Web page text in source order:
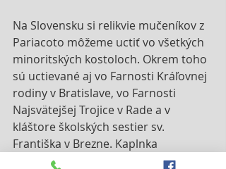
Na Slovensku si relikvie mučeníkov z
Pariacoto môžeme uctiť vo všetkých
minoritských kostoloch. Okrem toho
sú uctievané aj vo Farnosti Kráľovnej
rodiny v Bratislave, vo Farnosti
Najsvätejšej Trojice v Rade a v
kláštore školských sestier sv.
Františka v Brezne. Kaplnka
školských sestier v Brezne je zatiaľ na